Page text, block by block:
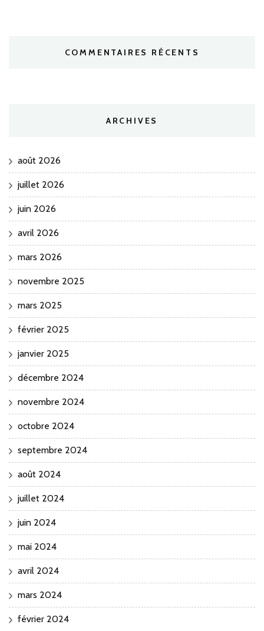
COMMENTAIRES RÉCENTS
ARCHIVES
août 2026
juillet 2026
juin 2026
avril 2026
mars 2026
novembre 2025
mars 2025
février 2025
janvier 2025
décembre 2024
novembre 2024
octobre 2024
septembre 2024
août 2024
juillet 2024
juin 2024
mai 2024
avril 2024
mars 2024
février 2024